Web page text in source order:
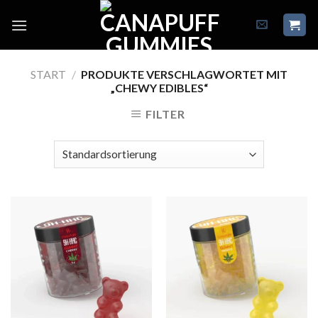
START / PRODUKTE VERSCHLAGWORTET MIT
„CHEWY EDIBLES“
FILTER